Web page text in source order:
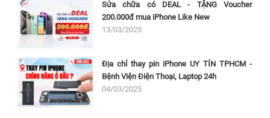
Sửa chữa có DEAL - TẶNG Voucher
200.000đ mua iPhone Like New
13/03/2025
Địa chỉ thay pin iPhone UY TÍN TPHCM -
Bệnh Viện Điện Thoại, Laptop 24h
04/03/2025